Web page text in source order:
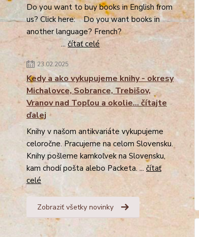
Do you want to buy books in English from
us? Click here: Do you want books in
another language? French?
... čítať celé
23.02.2025
Kedy a ako vykupujeme knihy - okresy
Michalovce, Sobrance, Trebišov,
Vranov nad Topľou a okolie... čítajte
ďalej
Knihy v našom antikvariáte vykupujeme
celoročne. Pracujeme na celom Slovensku.
Knihy pošleme kamkoľvek na Slovensku,
kam chodí pošta alebo Packeta. ... čítať
celé
Zobraziť všetky novinky